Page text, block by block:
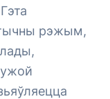
рэжым,